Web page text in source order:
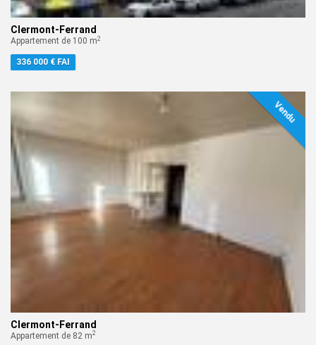
Clermont-Ferrand
Appartement de 100 m2
336 000 € FAI
Vendu
Clermont-Ferrand
Appartement de 82 m2